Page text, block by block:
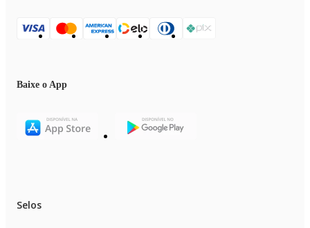
Baixe o App
Selos